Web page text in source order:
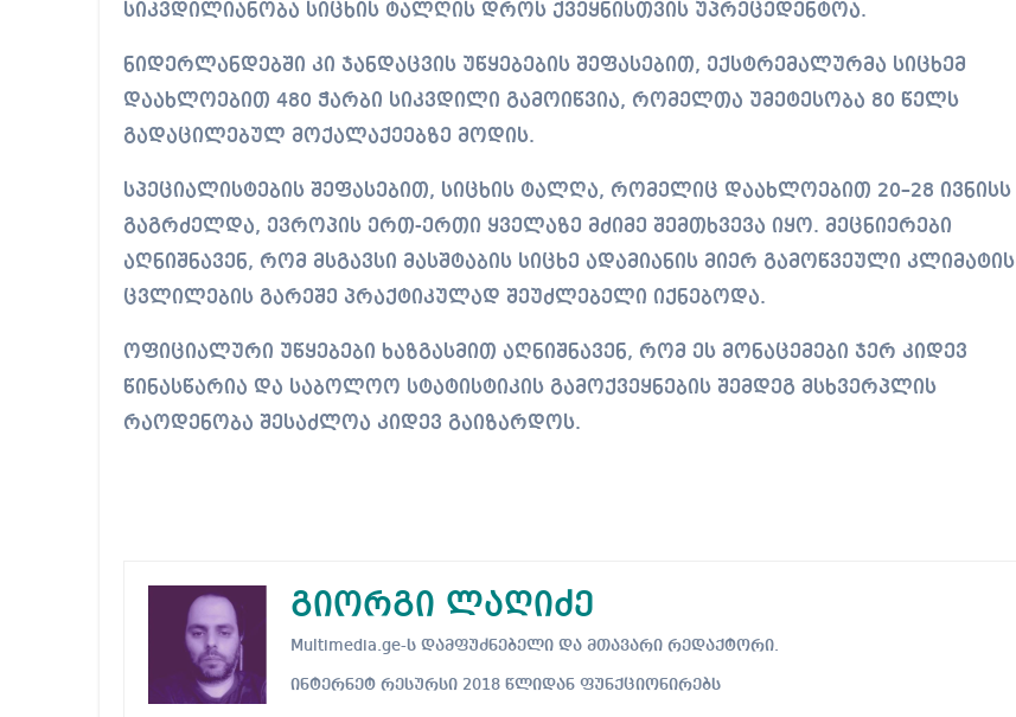
სიკვდილიანობა სიცხის ტალღის დროს ქვეყნისთვის უპრეცედენტოა.
ნიდერლანდებში კი ჯანდაცვის უწყებების შეფასებით, ექსტრემალურმა სიცხემ
დაახლოებით 480 ჭარბი სიკვდილი გამოიწვია, რომელთა უმეტესობა 80 წელს
გადაცილებულ მოქალაქეებზე მოდის.
სპეციალისტების შეფასებით, სიცხის ტალღა, რომელიც დაახლოებით 20–28 ივნისს
გაგრძელდა, ევროპის ერთ-ერთი ყველაზე მძიმე შემთხვევა იყო. მეცნიერები
აღნიშნავენ, რომ მსგავსი მასშტაბის სიცხე ადამიანის მიერ გამოწვეული კლიმატის
ცვლილების გარეშე პრაქტიკულად შეუძლებელი იქნებოდა.
ოფიციალური უწყებები ხაზგასმით აღნიშნავენ, რომ ეს მონაცემები ჯერ კიდევ
წინასწარია და საბოლოო სტატისტიკის გამოქვეყნების შემდეგ მსხვერპლის
რაოდენობა შესაძლოა კიდევ გაიზარდოს.
გიორგი ლაღიძე
Multimedia.ge-ს დამფუძნებელი და მთავარი რედაქტორი.
ინტერნეტ რესურსი 2018 წლიდან ფუნქციონირებს